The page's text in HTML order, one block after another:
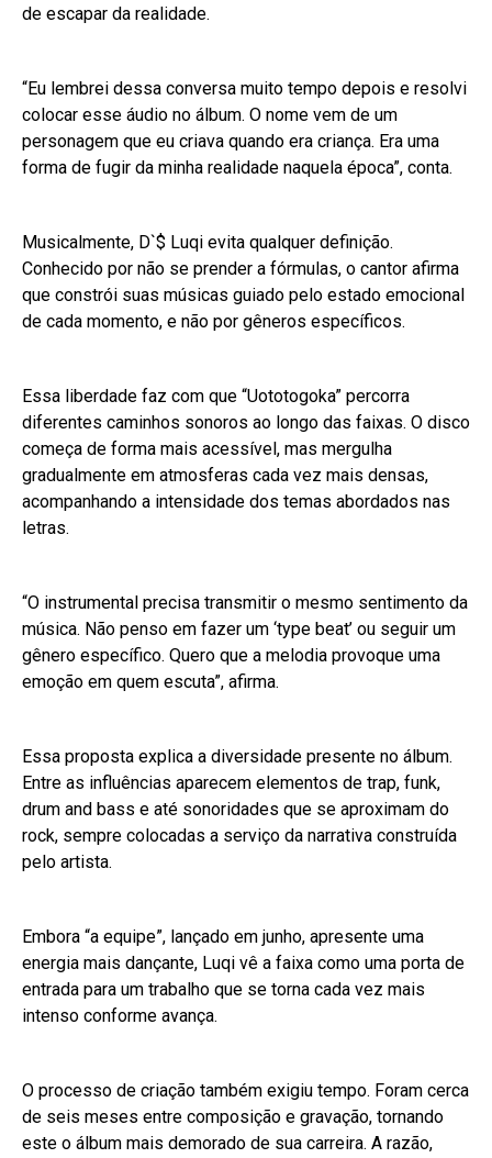
de escapar da realidade.
“Eu lembrei dessa conversa muito tempo depois e resolvi
colocar esse áudio no álbum. O nome vem de um
personagem que eu criava quando era criança. Era uma
forma de fugir da minha realidade naquela época”, conta.
Musicalmente, D`$ Luqi evita qualquer definição.
Conhecido por não se prender a fórmulas, o cantor afirma
que constrói suas músicas guiado pelo estado emocional
de cada momento, e não por gêneros específicos.
Essa liberdade faz com que “Uototogoka” percorra
diferentes caminhos sonoros ao longo das faixas. O disco
começa de forma mais acessível, mas mergulha
gradualmente em atmosferas cada vez mais densas,
acompanhando a intensidade dos temas abordados nas
letras.
“O instrumental precisa transmitir o mesmo sentimento da
música. Não penso em fazer um ‘type beat’ ou seguir um
gênero específico. Quero que a melodia provoque uma
emoção em quem escuta”, afirma.
Essa proposta explica a diversidade presente no álbum.
Entre as influências aparecem elementos de trap, funk,
drum and bass e até sonoridades que se aproximam do
rock, sempre colocadas a serviço da narrativa construída
pelo artista.
Embora “a equipe”, lançado em junho, apresente uma
energia mais dançante, Luqi vê a faixa como uma porta de
entrada para um trabalho que se torna cada vez mais
intenso conforme avança.
O processo de criação também exigiu tempo. Foram cerca
de seis meses entre composição e gravação, tornando
este o álbum mais demorado de sua carreira. A razão,